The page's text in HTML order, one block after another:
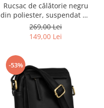
Rucsac de călătorie negru
din poliester, suspendat pe
bretele reglabile - Peterson
PTR-PTN PTY-07-7809-BLAC
269,00 Lei
149,00 Lei
-53%